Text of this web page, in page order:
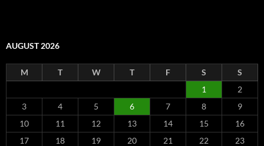
AUGUST 2026
M T W T F S
S
1
2
3
4 5 6 7 8
9
10
11 12 13 14 15
16
17
18 19 20 21 22
23